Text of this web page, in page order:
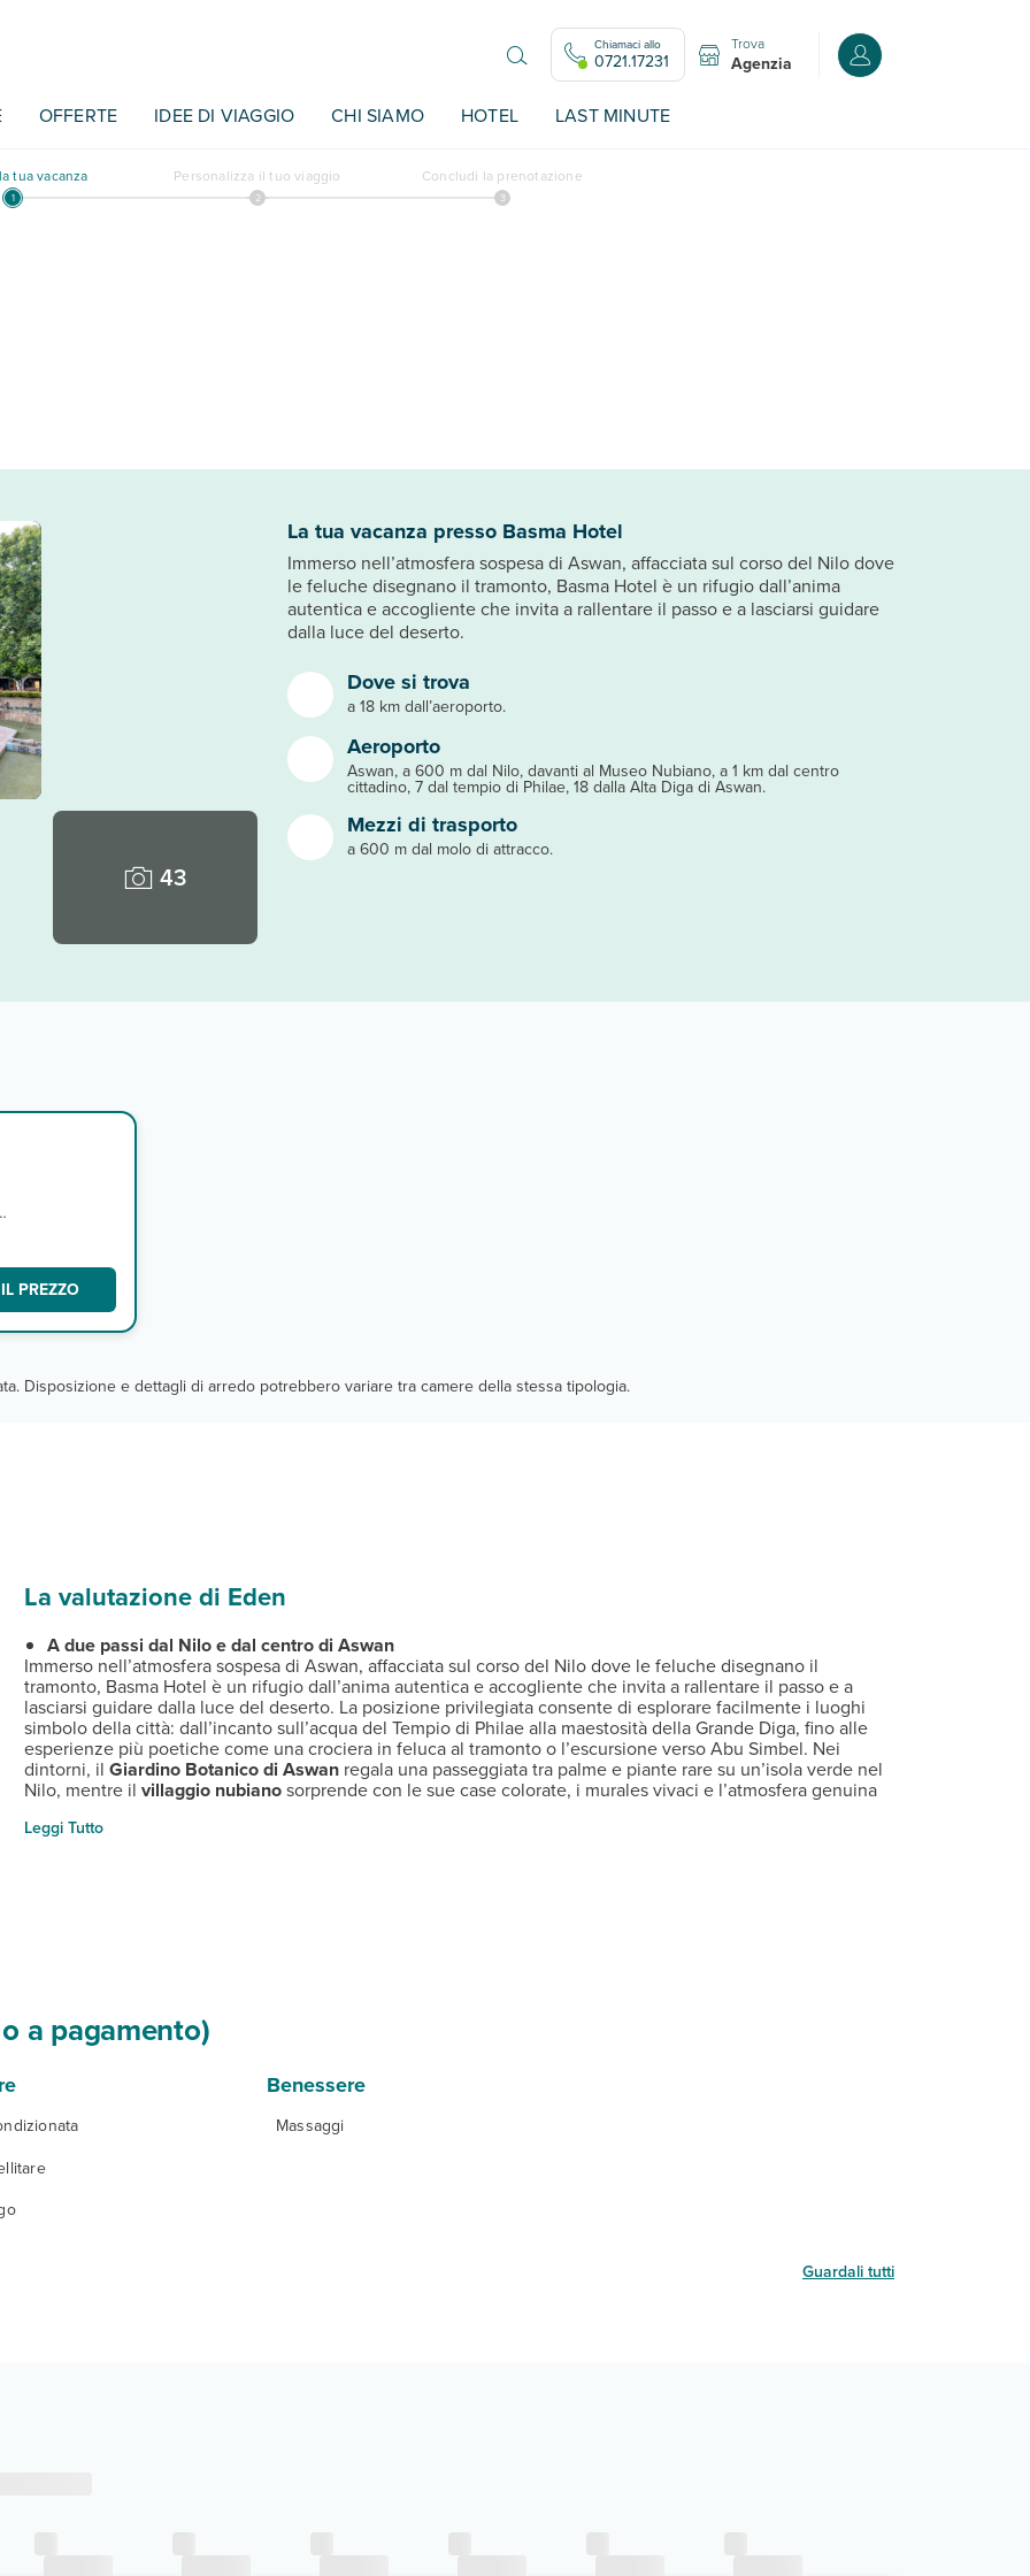
Chiamaci allo
0721.17231
Trova
Agenzia Accedi o registrati
OFFERTE IDEE DI VIAGGIO CHI SIAMO HOTEL LAST MINUTE
tua vacanza Personalizza il tuo viaggio Concludi la prenotazione
43
Dove si trova
a 18 km dall’aeroporto.
Aeroporto
Aswan, a 600 m dal Nilo, davanti al Museo Nubiano, a 1 km dal centro
cittadino, 7 dal tempio di Philae, 18 dalla Alta Diga di Aswan.
Mezzi di trasporto
a 600 m dal molo di attracco.
La tua vacanza presso Basma Hotel
Immerso nell’atmosfera sospesa di Aswan, affacciata sul corso del Nilo dove
le feluche disegnano il tramonto, Basma Hotel è un rifugio dall’anima
autentica e accogliente che invita a rallentare il passo e a lasciarsi guidare
dalla luce del deserto.
PREZZO
Disposizione e dettagli di arredo potrebbero variare tra camere della stessa tipologia.
La valutazione di Eden
A due passi dal Nilo e dal centro di Aswan
Immerso nell’atmosfera sospesa di Aswan, affacciata sul corso del Nilo dove le feluche disegnano il
tramonto, Basma Hotel è un rifugio dall’anima autentica e accogliente che invita a rallentare il passo e a
lasciarsi guidare dalla luce del deserto. La posizione privilegiata consente di esplorare facilmente i luoghi
simbolo della città: dall’incanto sull’acqua del Tempio di Philae alla maestosità della Grande Diga, fino alle
esperienze più poetiche come una crociera in feluca al tramonto o l’escursione verso Abu Simbel. Nei
dintorni, il Giardino Botanico di Aswan regala una passeggiata tra palme e piante rare su un’isola verde nel
Nilo, mentre il villaggio nubianosorprende con le sue case colorate, i murales vivaci e l’atmosfera genuina
spezie e botteghe artigiane, dove il profumo del tè alla menta si mescola ai sorrisi sinceri. Basma diventa
Leggi Tutto
al Museo Nubiano, a 1 km dal centro cittadino, 7 dal tempio di Philae, 18 dalla Alta Diga di Aswan e dall’omonimo
privati, aria condizionata, cassetta di sicurezza, connessione Wi-Fi gratuita, balcone o terrazza, minifrigo, asciugacapelli, tv
la lobby, uno in piscina e uno sulla terrazza.
Connessione Wi-Fi gratuita. A pagamento, servizio lavanderia, servizio medico esterno (su richiesta), massaggi, sala
sostituite con altri di pari categoria anche senza preavviso.
a persona circa.
chiusa per lavori di manutenzione.
operativi.
a pagamento)
Benessere
Massaggi
Guardali tutti